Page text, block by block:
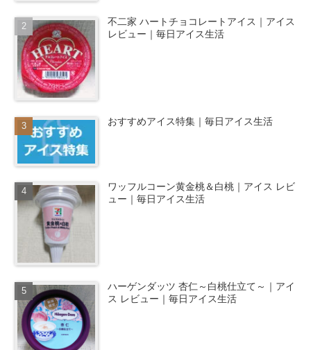
不二家 ハートチョコレートアイス｜アイス
レビュー｜毎日アイス生活
おすすめアイス特集｜毎日アイス生活
ワッフルコーン黄金桃＆白桃｜アイス レビ
ュー｜毎日アイス生活
ハーゲンダッツ 杏仁～白桃仕立て～｜アイ
ス レビュー｜毎日アイス生活